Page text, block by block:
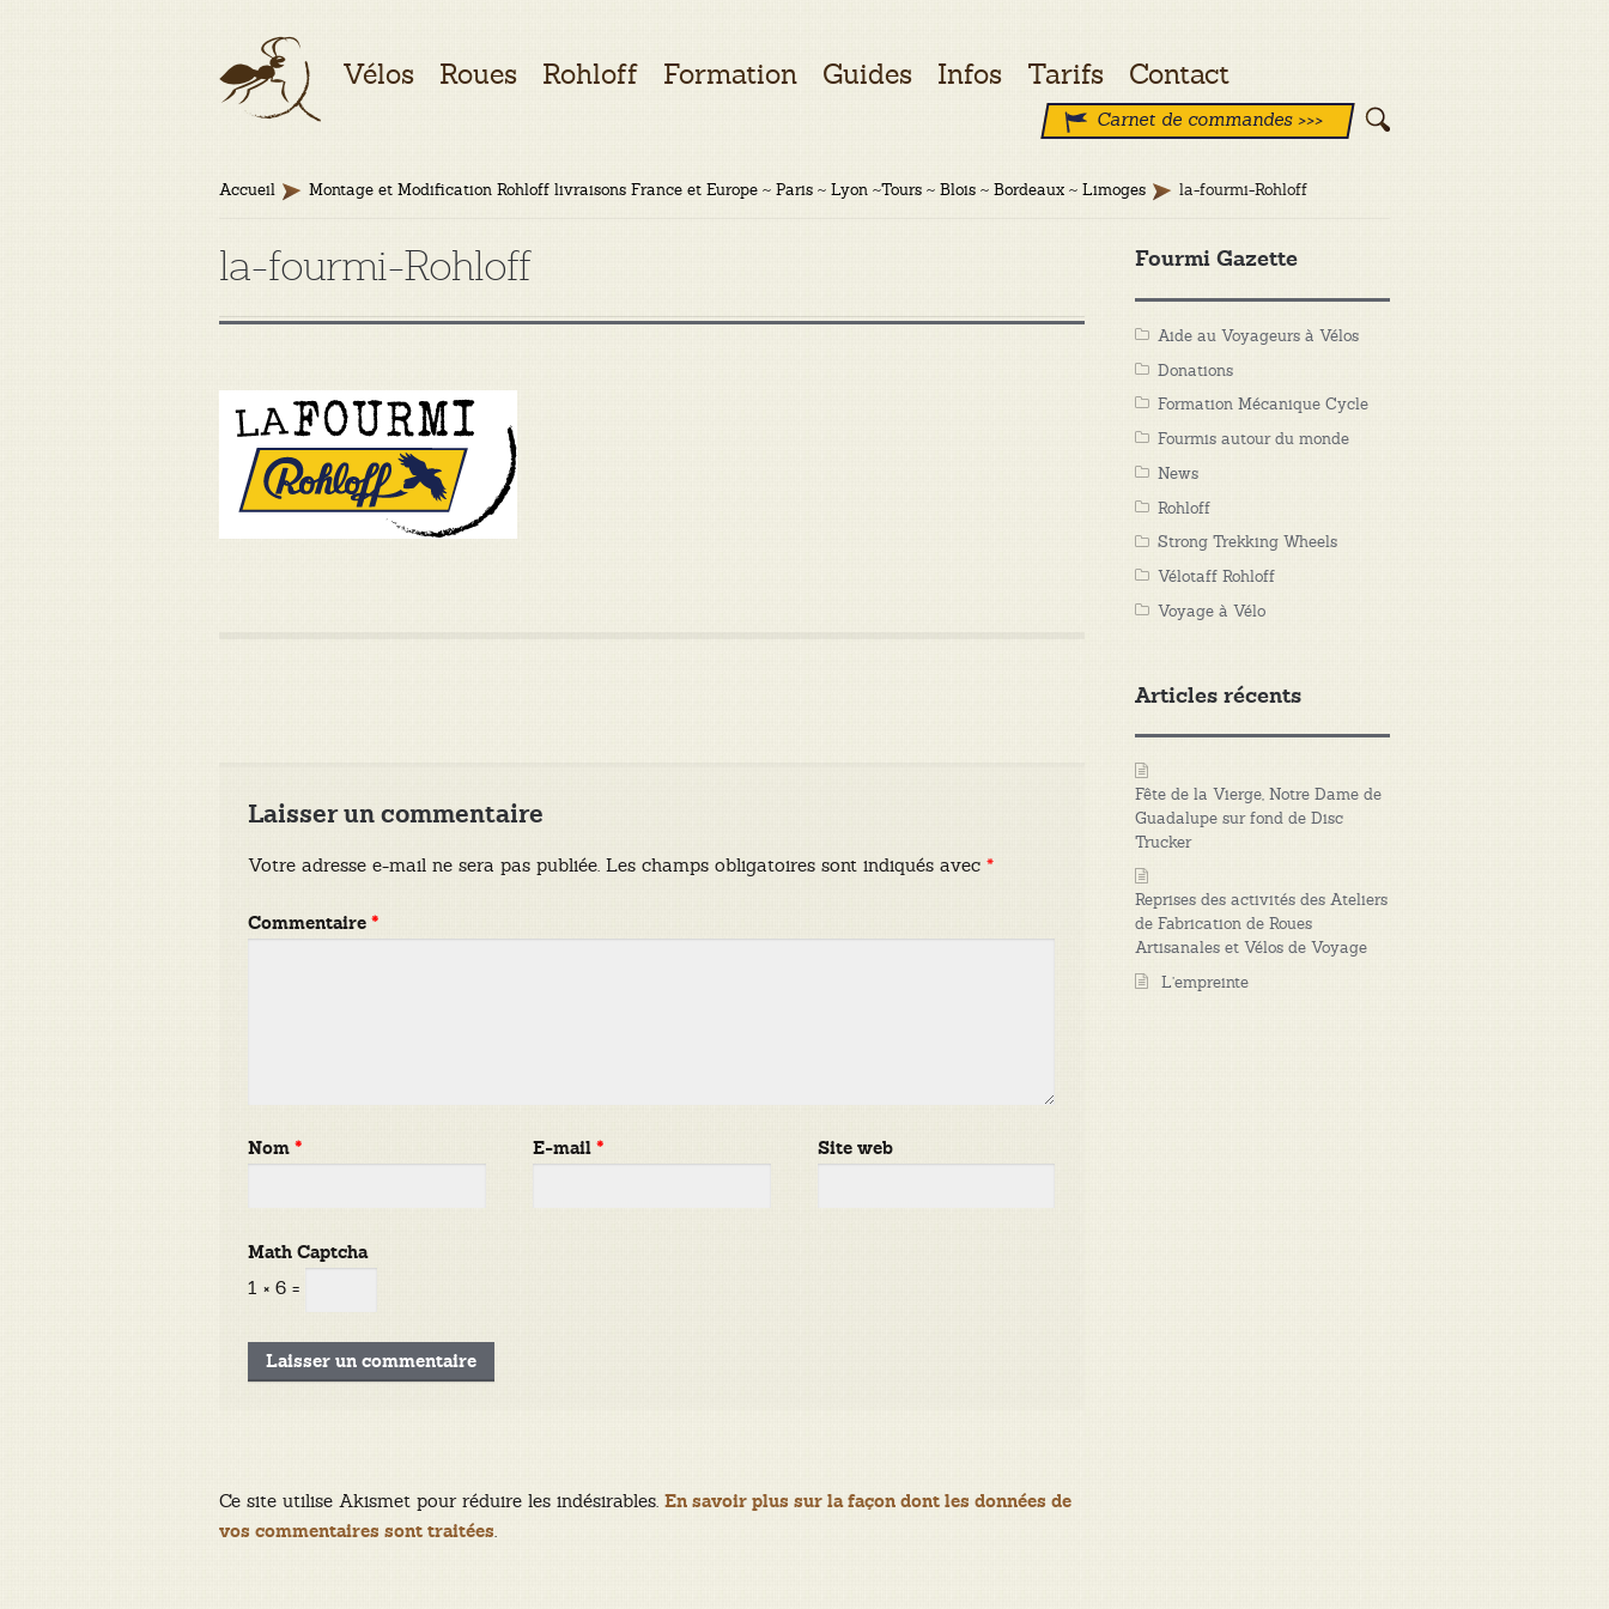
Aller
Aller
au
Vélos Roues Rohloff Formation Guides Infos Tarifs Contact
Carnet de commandes >>>
Accueil Montage et Modification Rohloff livraisons France et Europe ~ Paris ~ Lyon ~Tours ~ Blois ~ Bordeaux ~ Limoges la-fourmi-Rohloff
la-fourmi-Rohloff
Laisser un commentaire
Votre adresse e-mail ne sera pas publiée. Les champs obligatoires sont indiqués avec*
Commentaire*
Nom* E-mail* Site web
Math Captcha
1 × 6 =
Ce site utilise Akismet pour réduire les indésirables.En savoir plus sur la façon dont les données de
vos commentaires sont traitées.
Fourmi Gazette
Aide au Voyageurs à Vélos
Donations
Formation Mécanique Cycle
Fourmis autour du monde
News
Rohloff
Strong Trekking Wheels
Vélotaff Rohloff
Voyage à Vélo
Articles récents
Fête de la Vierge, Notre Dame de
Guadalupe sur fond de Disc
Trucker
Reprises des activités des Ateliers
de Fabrication de Roues
Artisanales et Vélos de Voyage
L’empreinte